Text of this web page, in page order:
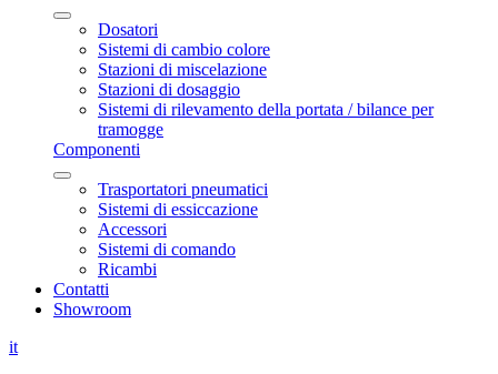
Dosatori
Sistemi di cambio colore
Stazioni di miscelazione
Stazioni di dosaggio
Sistemi di rilevamento della portata / bilance per
tramogge
Componenti
Trasportatori pneumatici
Sistemi di essiccazione
Accessori
Sistemi di comando
Ricambi
Contatti
Showroom
it